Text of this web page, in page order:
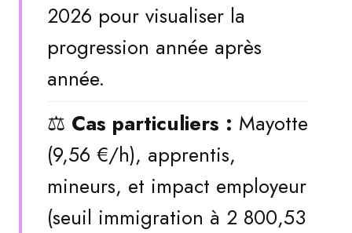
2026 pour visualiser la
progression année après
année.
⚖️ Cas particuliers : Mayotte
(9,56 €/h), apprentis,
mineurs, et impact employeur
(seuil immigration à 2 800,53